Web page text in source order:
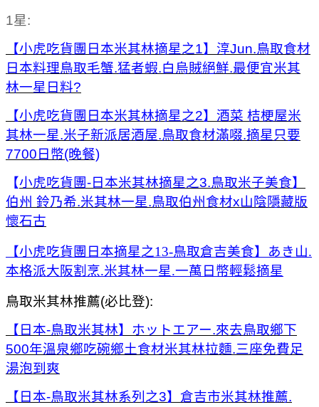
1星:
【小虎吃貨團日本米其林摘星之1】淳Jun.鳥取食材
日本料理鳥取毛蟹.猛者蝦.白烏賊絕鮮.最便宜米其
林一星日料?
【小虎吃貨團日本米其林摘星之2】酒菜 桔梗屋米
其林一星.米子新派居酒屋.鳥取食材滿啜.摘星只要
7700日幣(晚餐)
【小虎吃貨團-日本米其林摘星之3.鳥取米子美食】
伯州 鈴乃希.米其林一星.鳥取伯州食材x山陰隱藏版
懷石古
【小虎吃貨團日本摘星之13-鳥取倉吉美食】あき山.
本格派大阪割烹.米其林一星.一萬日幣輕鬆摘星
鳥取米其林推薦(必比登):
【日本-鳥取米其林】ホットエアー.來去鳥取鄉下
500年溫泉鄉吃碗鄉土食材米其林拉麵.三座免費足
湯泡到爽
【日本-鳥取米其林系列之3】倉吉市米其林推薦.